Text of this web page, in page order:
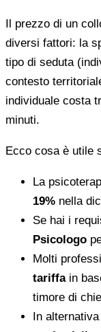
Il prezzo di un
diversi fattori: la
tipo di seduta
contesto
individuale costa
minuti.
Ecco cosa è utile
La
19% nella
Se hai i
Psicologo
Molti
tariffain
timore di
In